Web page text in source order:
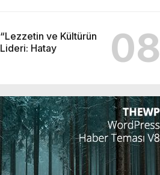
“Lezzetin ve Kültürün
Lideri: Hatay
08